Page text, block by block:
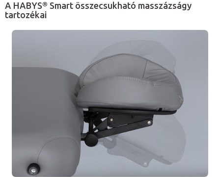
A HABYS® Smart összecsukható masszázságy
tartozékai